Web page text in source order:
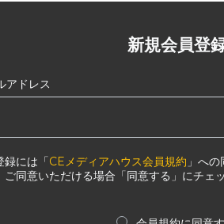
新規会員登
アドレス
録には「CEメディアハウス会員規約 」へ
ご同意いただける場合「同意する」にチェ